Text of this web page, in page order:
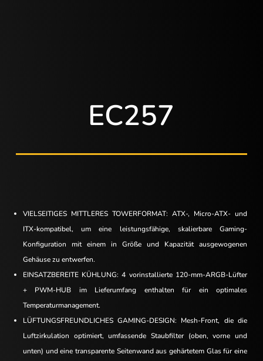
EC257
VIELSEITIGES MITTLERES TOWERFORMAT: ATX-, Micro-ATX- und
ITX-kompatibel, um eine leistungsfähige, skalierbare Gaming-
Konfiguration mit einem in Größe und Kapazität ausgewogenen
Gehäuse zu entwerfen.
EINSATZBEREITE KÜHLUNG: 4 vorinstallierte 120-mm-ARGB-Lüfter
+ PWM-HUB im Lieferumfang enthalten für ein optimales
Temperaturmanagement.
LÜFTUNGSFREUNDLICHES GAMING-DESIGN: Mesh-Front, die die
Luftzirkulation optimiert, umfassende Staubfilter (oben, vorne und
unten) und eine transparente Seitenwand aus gehärtetem Glas für eine